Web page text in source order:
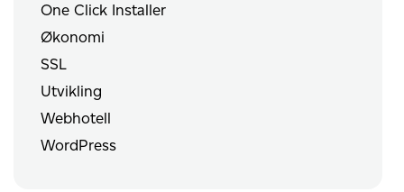
One Click Installer
Økonomi
SSL
Utvikling
Webhotell
WordPress